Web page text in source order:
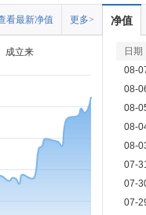
更多>
看最新净值
成立来
净值
日期
08-
08-
08-
08-
08-
07-
07-
07-